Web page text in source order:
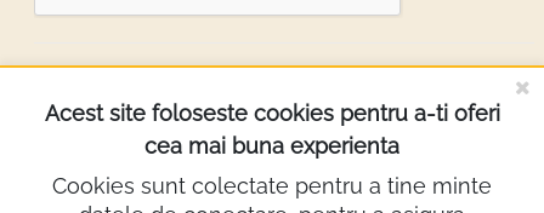
DESPRE NOI
INFORMATII
Acest site foloseste cookies pentru a-ti oferi
cea mai buna experienta
Cookies sunt colectate pentru a tine minte